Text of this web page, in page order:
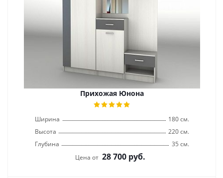
Прихожая Юнона
Ширина
180 см.
Высота
220 см.
Глубина
35 см.
Цена от 28 700 руб.